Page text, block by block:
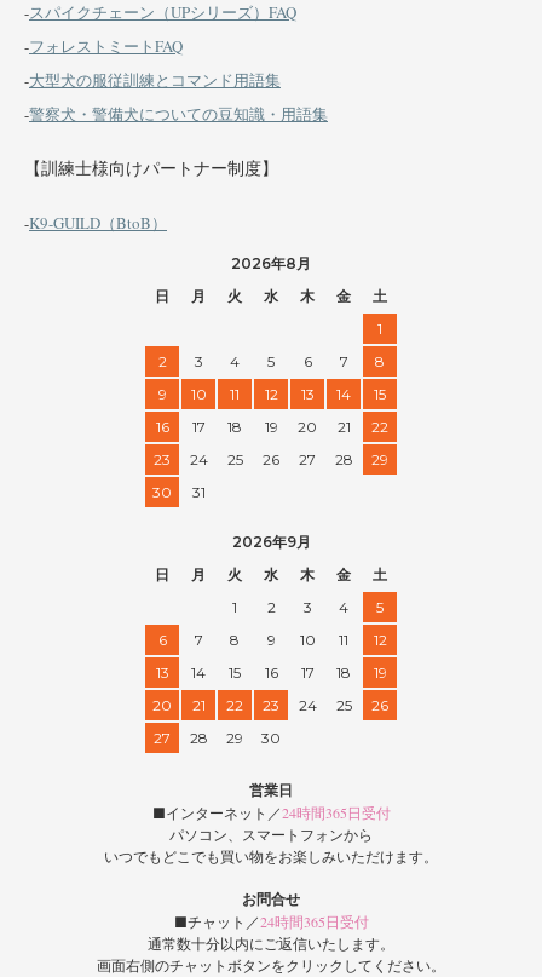
-スパイクチェーン（UPシリーズ）FAQ
-フォレストミートFAQ
-大型犬の服従訓練とコマンド用語集
-警察犬・警備犬についての豆知識・用語集
【訓練士様向けパートナー制度】
-K9-GUILD（BtoB）
2026年8月
日
月 火 水 木 金
土
1
2
3 4 5 6 7
8
9
10 11 12 13 14
15
16
17 18 19 20 21
22
23
24 25 26 27 28
29
30
31
2026年9月
日
月 火 水 木 金
土
1
2 3 4
5
6
7 8 9 10 11
12
13
14 15 16 17 18
19
20
21 22 23 24 25
26
27
28 29 30
営業日
■インターネット／24時間365日受付
パソコン、スマートフォンから
いつでもどこでも買い物をお楽しみいただけます。
お問合せ
■チャット／24時間365日受付
通常数十分以内にご返信いたします。
画面右側のチャットボタンをクリックしてください。